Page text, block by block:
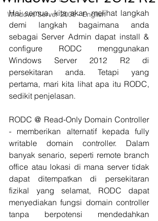
Windows Server 2008 - English
Hai semua, kita akan melihat langkah
demi langkah bagaimana anda
sebagai Server Admin dapat install &
configure RODC menggunakan
Windows Server 2012 R2 di
persekitaran anda. Tetapi yang
pertama, mari kita lihat apa itu RODC,
sedikit penjelasan.
RODC @ Read-Only Domain Controller
- memberikan alternatif kepada fully
writable domain controller. Dalam
banyak senario, seperti remote branch
office atau lokasi di mana server tidak
dapat ditempatkan di persekitaran
fizikal yang selamat, RODC dapat
menyediakan fungsi domain controller
tanpa berpotensi mendedahkan